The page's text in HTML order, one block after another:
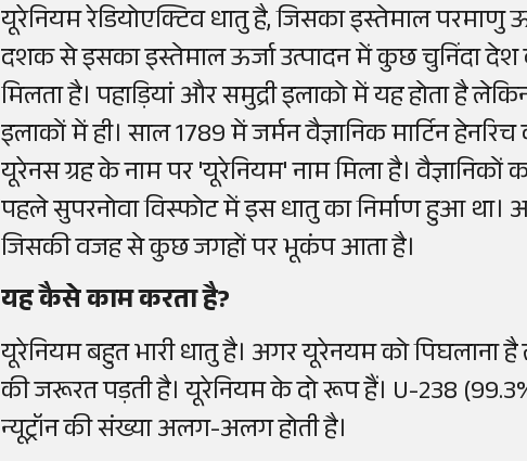
यूरेनियम रेडियोएक्टिव धातु है, जिसका इस्तेमाल परमाणु
दशक से इसका इस्तेमाल ऊर्जा उत्पादन में कुछ चुनिंदा देश
मिलता है। पहाड़ियां और समुद्री इलाको में यह होता है
इलाकों में ही। साल 1789 में जर्मन वैज्ञानिक मार्टिन
यूरेनस ग्रह के नाम पर 'यूरेनियम' नाम मिला है।
पहले सुपरनोवा विस्फोट में इस धातु का निर्माण हुआ था।
जिसकी वजह से कुछ जगहों पर भूकंप आता है।
यह कैसे काम करता है?
यूरेनियम बहुत भारी धातु है। अगर यूरेनयम को पिघलाना है
की जरूरत पड़ती है। यूरेनियम के दो रूप हैं। U-238
न्यूट्रॉन की संख्या अलग-अलग होती है।